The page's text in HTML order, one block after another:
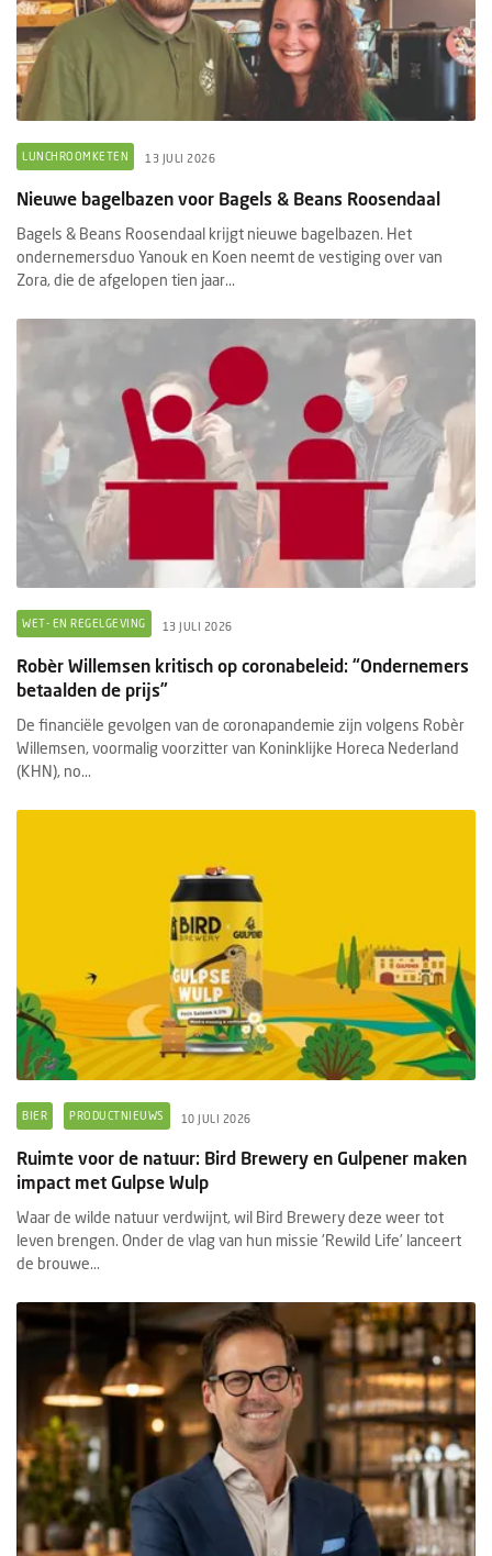
LUNCHROOMKETEN 13 JULI 2026
Nieuwe bagelbazen voor Bagels & Beans Roosendaal
Bagels & Beans Roosendaal krijgt nieuwe bagelbazen. Het
ondernemersduo Yanouk en Koen neemt de vestiging over van
Zora, die de afgelopen tien jaar...
WET- EN REGELGEVING 13 JULI 2026
Robèr Willemsen kritisch op coronabeleid: “Ondernemers
betaalden de prijs”
De financiële gevolgen van de coronapandemie zijn volgens Robèr
Willemsen, voormalig voorzitter van Koninklijke Horeca Nederland
(KHN), no...
BIER PRODUCTNIEUWS 10 JULI 2026
Ruimte voor de natuur: Bird Brewery en Gulpener maken
impact met Gulpse Wulp
Waar de wilde natuur verdwijnt, wil Bird Brewery deze weer tot
leven brengen. Onder de vlag van hun missie 'Rewild Life’ lanceert
de brouwe...